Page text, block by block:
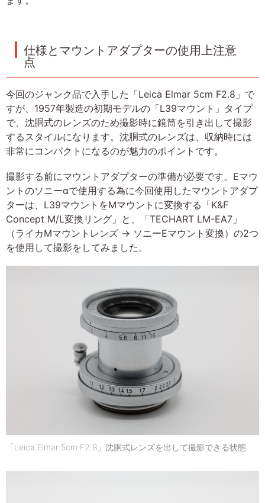
仕様とマウントアダプターの使用上注意
点
今回のジャンク品で入手した「Leica Elmar 5cm F2.8」で
すが、1957年製造の初期モデルの「L39マウント」タイプ
で、沈胴式のレンズのため撮影時に鏡筒を引き出して撮影
するスタイルになります。沈胴式のレンズは、収納時には
非常にコンパクトになるのが魅力のポイントです。
撮影する前にマウントアダプターの準備が必要です。Eマウ
ントのソニーαで使用する為に今回使用したマウントアダプ
ターは、L39マウントをMマウントに変換する「K&F
Concept M/L変換リング」と、「TECHART LM-EA7」
（ライカMマウントレンズ → ソニーEマウント変換）の2つ
を使用して撮影をしてみました。
「Leica Elmar 5cm F2.8」沈胴式レンズを出して撮影できる状態